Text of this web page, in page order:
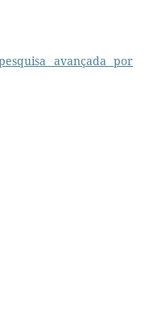
avançada por